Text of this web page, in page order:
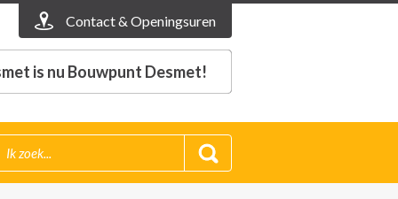
Contact & Openingsuren
is nu Bouwpunt Desmet!